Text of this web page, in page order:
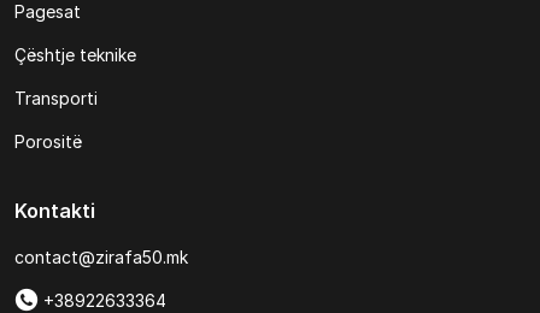
Pagesat
Çështje teknike
Transporti
Porositë
Kontakti
contact@zirafa50.mk
+38922633364